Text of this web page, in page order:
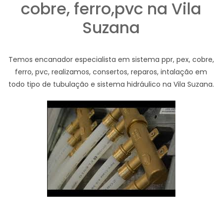
cobre, ferro,pvc na Vila
Suzana
Temos encanador especialista em sistema ppr, pex, cobre,
ferro, pvc, realizamos, consertos, reparos, intalação em
todo tipo de tubulação e sistema hidráulico na Vila Suzana.